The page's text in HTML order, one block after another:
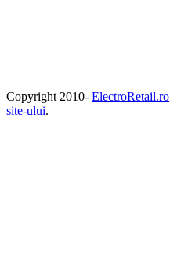
Copyright 2010- ElectroRetail.ro
site-ului.